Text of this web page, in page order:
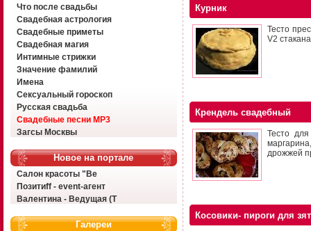
Что после свадьбы
Свадебная астрология
Свадебные приметы
Свадебная магия
Интимные стрижки
Значение фамилий
Имена
Сексуальный гороскоп
Русская свадьба
Свадебные песни MP3
Загсы Москвы
Новое на портале
Салон красоты "Ве
Позитиff - event-агент
Валентина - Ведущая (Т
Галереи
Курник
Тесто
V2
Крендель свадебный
Тесто
дрожжей
Косовики- пироги для